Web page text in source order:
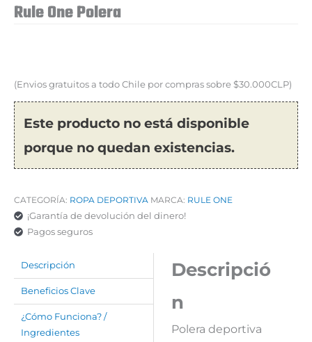
Rule One Polera
(Envios gratuitos a todo Chile por compras sobre $30.000CLP)
Este producto no está disponible
porque no quedan existencias.
CATEGORÍA: ROPA DEPORTIVA MARCA: RULE ONE
¡Garantía de devolución del dinero!
Pagos seguros
Descripción
Beneficios Clave
¿Cómo Funciona? /
Ingredientes
Descripció
n
Polera deportiva